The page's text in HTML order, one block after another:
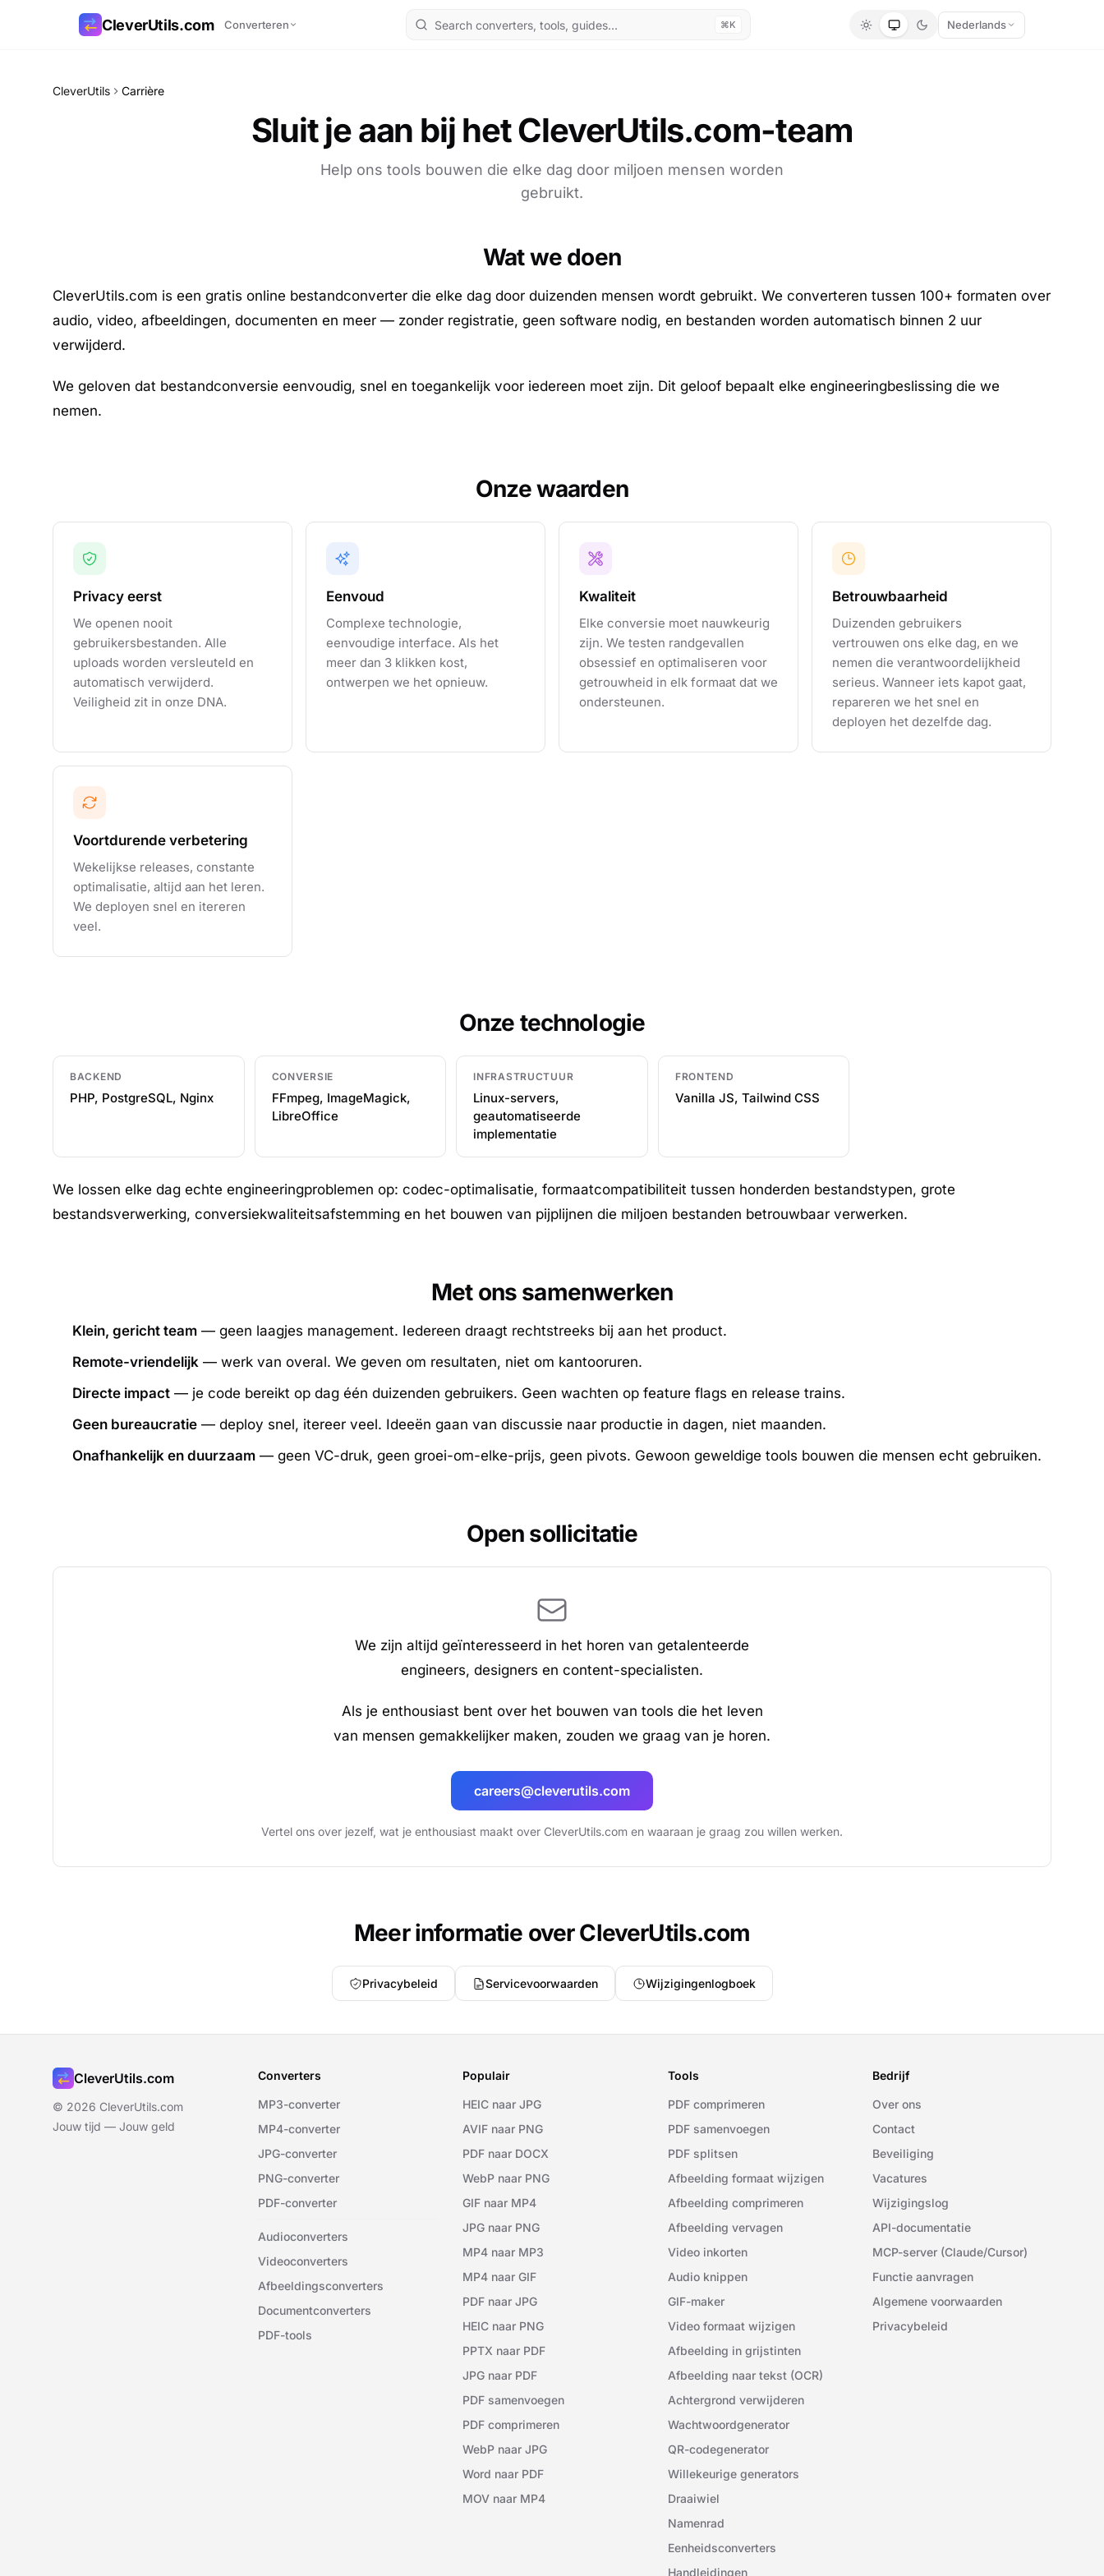
CleverUtils.com Converteren ⌘K Nederlands
CleverUtils Carrière
Sluit je aan bij het CleverUtils.com-team
Help ons tools bouwen die elke dag door miljoen mensen worden
gebruikt.
Wat we doen
CleverUtils.com is een gratis online bestandconverter die elke dag door duizenden mensen wordt gebruikt. We converteren tussen 100+ formaten over
audio, video, afbeeldingen, documenten en meer — zonder registratie, geen software nodig, en bestanden worden automatisch binnen 2 uur
verwijderd.
We geloven dat bestandconversie eenvoudig, snel en toegankelijk voor iedereen moet zijn. Dit geloof bepaalt elke engineeringbeslissing die we
nemen.
Onze waarden
Privacy eerst
We openen nooit
gebruikersbestanden. Alle
uploads worden versleuteld en
automatisch verwijderd.
Veiligheid zit in onze DNA.
Eenvoud
Complexe technologie,
eenvoudige interface. Als het
meer dan 3 klikken kost,
ontwerpen we het opnieuw.
Kwaliteit
Elke conversie moet nauwkeurig
zijn. We testen randgevallen
obsessief en optimaliseren voor
getrouwheid in elk formaat dat we
ondersteunen.
Betrouwbaarheid
Duizenden gebruikers
vertrouwen ons elke dag, en we
nemen die verantwoordelijkheid
serieus. Wanneer iets kapot gaat,
repareren we het snel en
deployen het dezelfde dag.
Voortdurende verbetering
Wekelijkse releases, constante
optimalisatie, altijd aan het leren.
We deployen snel en itereren
veel.
Onze technologie
BACKEND
PHP, PostgreSQL, Nginx
CONVERSIE
FFmpeg, ImageMagick,
LibreOffice
INFRASTRUCTUUR
Linux-servers,
geautomatiseerde
implementatie
FRONTEND
Vanilla JS, Tailwind CSS
We lossen elke dag echte engineeringproblemen op: codec-optimalisatie, formaatcompatibiliteit tussen honderden bestandstypen, grote
bestandsverwerking, conversiekwaliteitsafstemming en het bouwen van pijplijnen die miljoen bestanden betrouwbaar verwerken.
Met ons samenwerken
Klein, gericht team — geen laagjes management. Iedereen draagt rechtstreeks bij aan het product.
Remote-vriendelijk — werk van overal. We geven om resultaten, niet om kantooruren.
Directe impact — je code bereikt op dag één duizenden gebruikers. Geen wachten op feature flags en release trains.
Geen bureaucratie — deploy snel, itereer veel. Ideeën gaan van discussie naar productie in dagen, niet maanden.
Onafhankelijk en duurzaam — geen VC-druk, geen groei-om-elke-prijs, geen pivots. Gewoon geweldige tools bouwen die mensen echt gebruiken.
Open sollicitatie
We zijn altijd geïnteresseerd in het horen van getalenteerde
engineers, designers en content-specialisten.
Als je enthousiast bent over het bouwen van tools die het leven
van mensen gemakkelijker maken, zouden we graag van je horen.
careers@cleverutils.com
Vertel ons over jezelf, wat je enthousiast maakt over CleverUtils.com en waaraan je graag zou willen werken.
Meer informatie over CleverUtils.com
Privacybeleid Servicevoorwaarden Wijzigingenlogboek
CleverUtils.com
© 2026 CleverUtils.com
Jouw tijd — Jouw geld
Converters
MP3-converter
MP4-converter
JPG-converter
PNG-converter
PDF-converter
Audioconverters
Videoconverters
Afbeeldingsconverters
Documentconverters
PDF-tools
Populair
HEIC naar JPG
AVIF naar PNG
PDF naar DOCX
WebP naar PNG
GIF naar MP4
JPG naar PNG
MP4 naar MP3
MP4 naar GIF
PDF naar JPG
HEIC naar PNG
PPTX naar PDF
JPG naar PDF
PDF samenvoegen
PDF comprimeren
WebP naar JPG
Word naar PDF
MOV naar MP4
Tools
PDF comprimeren
PDF samenvoegen
PDF splitsen
Afbeelding formaat wijzigen
Afbeelding comprimeren
Afbeelding vervagen
Video inkorten
Audio knippen
GIF-maker
Video formaat wijzigen
Afbeelding in grijstinten
Afbeelding naar tekst (OCR)
Achtergrond verwijderen
Wachtwoordgenerator
QR-codegenerator
Willekeurige generators
Draaiwiel
Namenrad
Eenheidsconverters
Handleidingen
Bedrijf
Over ons
Contact
Beveiliging
Vacatures
Wijzigingslog
API-documentatie
MCP-server (Claude/Cursor)
Functie aanvragen
Algemene voorwaarden
Privacybeleid